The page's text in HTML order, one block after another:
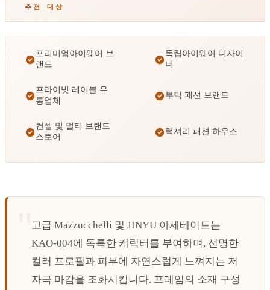
추천 대상
프리미엄아이웨어 브
랜드
독립아이웨어 디자이
너
프라이빗 레이블 유
통업체
부틱 패션 브랜드
컨셉 및 멀티 브랜드
스토어
럭셔리 패션 하우스
고급 Mazzucchelli 및 JINYU 아세테이트는
KAO-004에 독특한 캐릭터를 부여하며, 선명한
컬러 프로필과 피부에 자연스럽게 느껴지는 저
자극 마감을 조화시킵니다. 프레임의 소재 구성